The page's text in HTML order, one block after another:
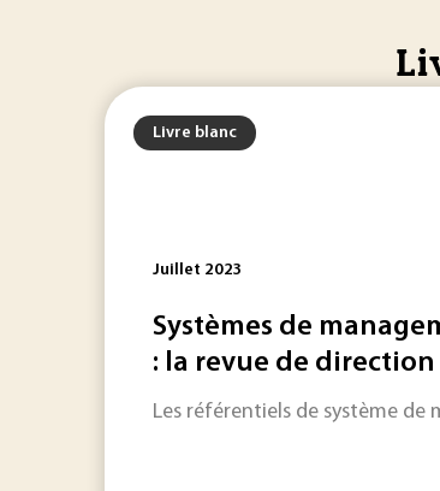
Livre blanc
Juillet 2023
Systèmes de
: la revue de direction
Les référentiels de système